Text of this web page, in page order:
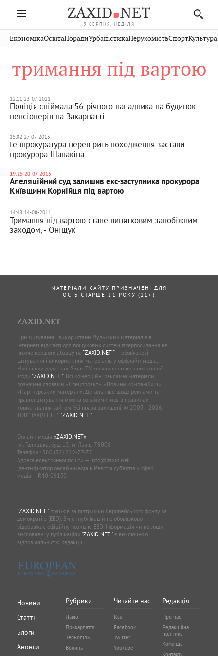
9 СЕРПНЯ, НЕДІЛЯ
Івано-
Франківськ
Волинь
Рівне
Чернівці
Стрий
Хмельницький
Публікації
Авто СловкоКультура
Кіно
Дім СпортКраєзнавство
ЕкономікаОсвітаПорадиУрбаністикаНерухомістьСпортКультура
тримання під вартою
12:11 23-07-2021
Поліція спіймала 56-річного нападника на будинок
пенсіонерів на Закарпатті
15:02 27-07-2015
Генпрокуратура перевірить походження застави
прокурора Шапакіна
19:25 20-07-2015
Апеляційний суд залишив екс-заступника прокурора
Київщини Корнійця під вартою
14:48 14-08-2011
Тримання під вартою стане винятковим запобіжним
заходом, - Оніщук
МАТЕРІАЛИ САЙТУ ПРИЗНАЧЕНІ ДЛЯ
ОСІБ СТАРШЕ 21 РОКУ (21+)
ZAXID.NET
При цитуванні і використанні будь-яких матеріалів в
Інтернеті відкриті для пошукових систем гіперпосилання не
нижче першого абзацу на "ZAXID.NET "— обов’язкові.
Цитування і використання матеріалів у оффлайн-медіа,
Мобільних додатках, SmartTV можливе лише з письмової
згоди "ZAXID.NET ". Всі комерційні рекламні матеріали
позначені словами «Спецпроєкт», «Новини компаній» чи
«Партнерський матеріал». Детальніше щодо реклами та
правил цитування можна ознайомитись в правилах
користування сайтом. Усі права захищені. © 2005—2026,
ТОВ “ЗАХІД.НЕТ”, "ZAXID.NET ".
Онлайн-медіа «ZAXID.NET»
пл. Галицька, буд. 15, м. Львів, 79008
Телефон +380 (32) 229-77-77
Адреса електронної пошти — info@zaxid.net
Ідентифікатор онлайн-медіа в Реєстрі суб'єктів у сфері
медіа — R40-06155
"ZAXID.NET "працює за підтримки Європейського фонду за
демократію (EED). Зміст публікацій не обов’язково
відображає офіційну позицію EED. Інформація чи погляди,
висловлені у публікаціях "ZAXID.NET "є виключною
відповідальністю редакції.
Новини
Статті
Блоги
Анонси
Рубрики
Львів
Прикарпаття
Тернопіль
Волинь
Читайте нас
Rss
Facebook
Twitter
YouTube
Редакція
Про нас
Редакційна
політика
Команда
Контакти